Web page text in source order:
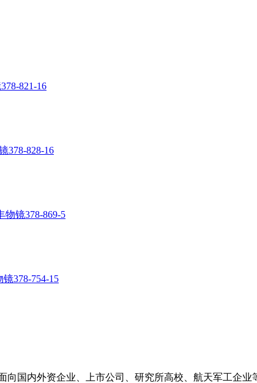
国内外资企业、上市公司、研究所高校、航天军工企